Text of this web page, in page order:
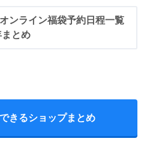
ンライン福袋予約日程一覧
とめ
きるショップまとめ